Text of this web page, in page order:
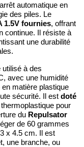
automatique en
des piles. Le
1.5V fournies, offrant
continue. Il résiste à
une durabilité
à des
avec une humidité
matière plastique
sécurité. Il est doté
pour
du Repulsator
de 60 grammes
x 4.5 cm. Il est
une branche, ou